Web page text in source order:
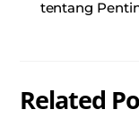
tentang
Related